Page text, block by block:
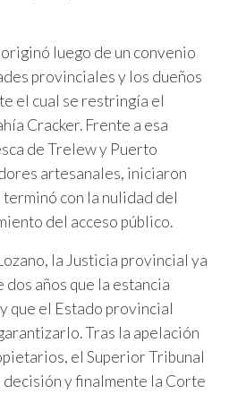
luego de un convenio
provinciales y los dueños
el cual se restringía el
Cracker. Frente a esa
de Trelew y Puerto
artesanales, iniciaron
con la nulidad del
del acceso público.
la Justicia provincial ya
años que la estancia
que el Estado provincial
Tras la apelación
el Superior Tribunal
y finalmente la Corte